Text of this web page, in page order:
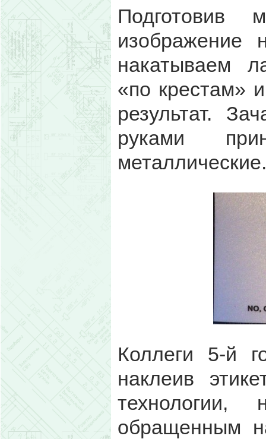
Подготовив
изображение
накатываем
«по крестам»
результат.
руками
металлические.
Коллеги 5-й
наклеив
обращенным